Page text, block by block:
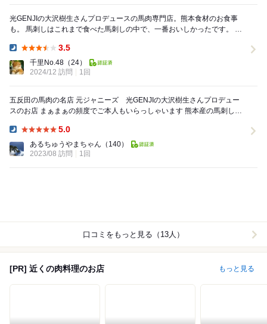
光GENJIの大沢樹生さんプロデュースの馬肉専門店。熊本食材のお食事
も。 馬刺しはこれまで食べた馬刺しの中で、一番おいしかったです。 新
3.5
千里No.48 （24）
2024/12 訪問
1回
五反田の馬肉の名店 元ジャニーズ 光GENJIの大沢樹生さんプロデュー
スのお店 まぁまぁの頻度でご本人もいらっしゃいます 熊本産の馬刺しも
5.0
あるちゅうやまちゃん （140）
2023/08 訪問
1回
口コミをもっと見る（13人）
[PR] 近くの肉料理のお店 もっと見る